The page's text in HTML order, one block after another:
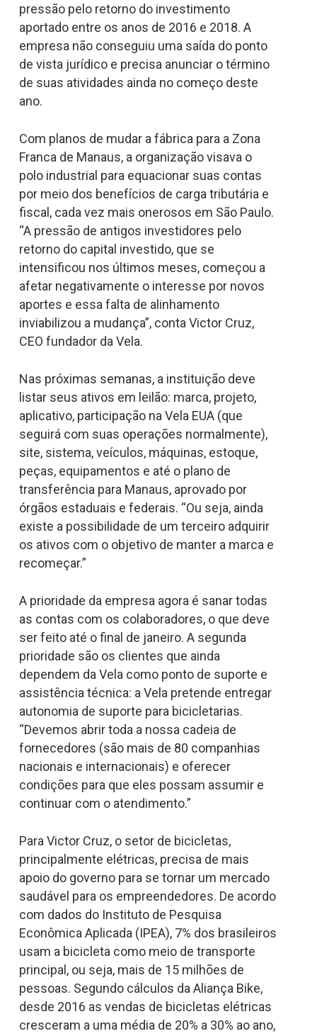
pressão pelo retorno do investimento
aportado entre os anos de 2016 e 2018. A
empresa não conseguiu uma saída do ponto
de vista jurídico e precisa anunciar o término
de suas atividades ainda no começo deste
ano.
Com planos de mudar a fábrica para a Zona
Franca de Manaus, a organização visava o
polo industrial para equacionar suas contas
por meio dos benefícios de carga tributária e
fiscal, cada vez mais onerosos em São Paulo.
“A pressão de antigos investidores pelo
retorno do capital investido, que se
intensificou nos últimos meses, começou a
afetar negativamente o interesse por novos
aportes e essa falta de alinhamento
inviabilizou a mudança”, conta Victor Cruz,
CEO fundador da Vela.
Nas próximas semanas, a instituição deve
listar seus ativos em leilão: marca, projeto,
aplicativo, participação na Vela EUA (que
seguirá com suas operações normalmente),
site, sistema, veículos, máquinas, estoque,
peças, equipamentos e até o plano de
transferência para Manaus, aprovado por
órgãos estaduais e federais. “Ou seja, ainda
existe a possibilidade de um terceiro adquirir
os ativos com o objetivo de manter a marca e
recomeçar.”
A prioridade da empresa agora é sanar todas
as contas com os colaboradores, o que deve
ser feito até o final de janeiro. A segunda
prioridade são os clientes que ainda
dependem da Vela como ponto de suporte e
assistência técnica: a Vela pretende entregar
autonomia de suporte para bicicletarias.
“Devemos abrir toda a nossa cadeia de
fornecedores (são mais de 80 companhias
nacionais e internacionais) e oferecer
condições para que eles possam assumir e
continuar com o atendimento.”
Para Victor Cruz, o setor de bicicletas,
principalmente elétricas, precisa de mais
apoio do governo para se tornar um mercado
saudável para os empreendedores. De acordo
com dados do Instituto de Pesquisa
Econômica Aplicada (IPEA), 7% dos brasileiros
usam a bicicleta como meio de transporte
principal, ou seja, mais de 15 milhões de
pessoas. Segundo cálculos da Aliança Bike,
desde 2016 as vendas de bicicletas elétricas
cresceram a uma média de 20% a 30% ao ano,